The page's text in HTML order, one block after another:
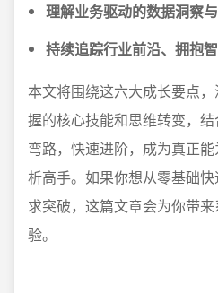
理解业务驱动的数据洞察
持续追踪行业前沿、拥抱
本文将围绕这六大成长要点
握的核心技能和思维转变，
弯路，快速进阶，成为真正
析高手。如果你想从零基础
求突破，这篇文章会为你带
验。